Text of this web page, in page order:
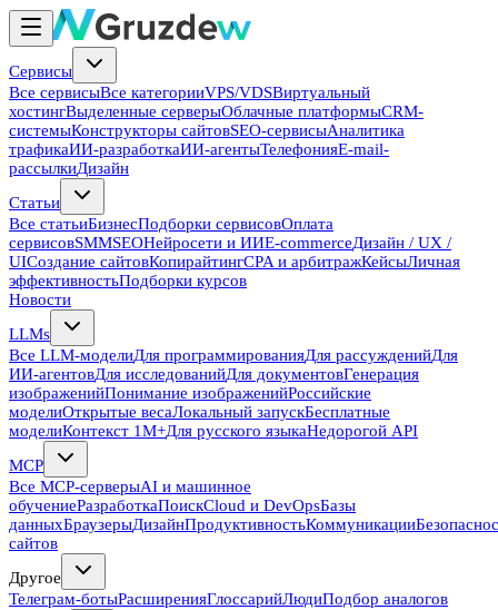
Сервисы
Все сервисыВсе категорииVPS/VDSВиртуальный
хостингВыделенные серверыОблачные платформыCRM-
системыКонструкторы сайтовSEO-сервисыАналитика
трафикаИИ-разработкаИИ-агентыТелефонияE-mail-
рассылкиДизайн
Статьи
Все статьиБизнесПодборки сервисовОплата
сервисовSMMSEOНейросети и ИИE-commerceДизайн / UX /
UIСоздание сайтовКопирайтингCPA и арбитражКейсыЛичная
эффективностьПодборки курсов
Новости
LLMs
Все LLM-моделиДля программированияДля рассужденийДля
ИИ-агентовДля исследованийДля документовГенерация
изображенийПонимание изображенийРоссийские
моделиОткрытые весаЛокальный запускБесплатные
моделиКонтекст 1M+Для русского языкаНедорогой API
MCP
Все MCP-серверыAI и машинное
обучениеРазработкаПоискCloud и DevOpsБазы
данныхБраузерыДизайнПродуктивностьКоммуникации
сайтов
Другое
Телеграм-ботыРасширенияГлоссарийЛюдиПодбор аналогов